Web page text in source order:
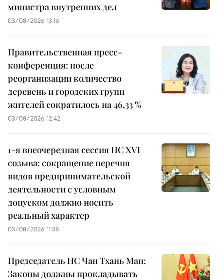
министра внутренних дел
03/08/2026 13:16
Правительственная пресс-
конференция: после
реорганизации количество
деревень и городских групп
жителей сократилось на 46,33 %
03/08/2026 12:42
1-я внеочередная сессия НС XVI
созыва: сокращение перечня
видов предпринимательской
деятельности с условным
допуском должно носить
реальный характер
03/08/2026 11:38
Председатель НС Чан Тхань Ман:
Законы должны прокладывать